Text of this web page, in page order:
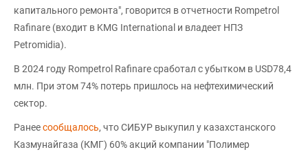
капитального ремонта", говорится в отчетности Rompetrol
Rafinare (входит в KMG International и владеет НПЗ
Petromidia).
В 2024 году Rompetrol Rafinare сработал с убытком в USD78,4
млн. При этом 74% потерь пришлось на нефтехимический
сектор.
Ранеесообщалось, что СИБУР выкупил у казахстанского
Казмунайгаза (КМГ) 60% акций компании "Полимер